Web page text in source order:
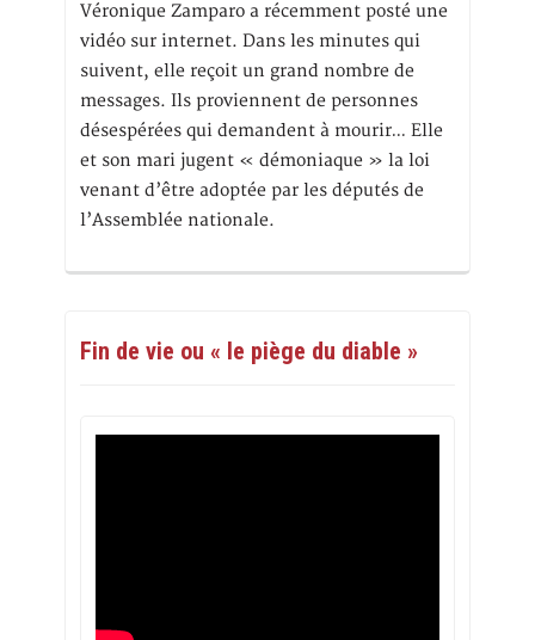
Véronique Zamparo a récemment posté une
vidéo sur internet. Dans les minutes qui
suivent, elle reçoit un grand nombre de
messages. Ils proviennent de personnes
désespérées qui demandent à mourir… Elle
et son mari jugent « démoniaque » la loi
venant d’être adoptée par les députés de
l’Assemblée nationale.
Fin de vie ou « le piège du diable »